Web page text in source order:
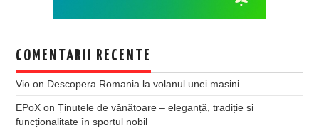
COMENTARII RECENTE
Vio on Descopera Romania la volanul unei masini
EPoX onȚinutele de vânătoare – eleganță, tradiție și
funcționalitate în sportul nobil